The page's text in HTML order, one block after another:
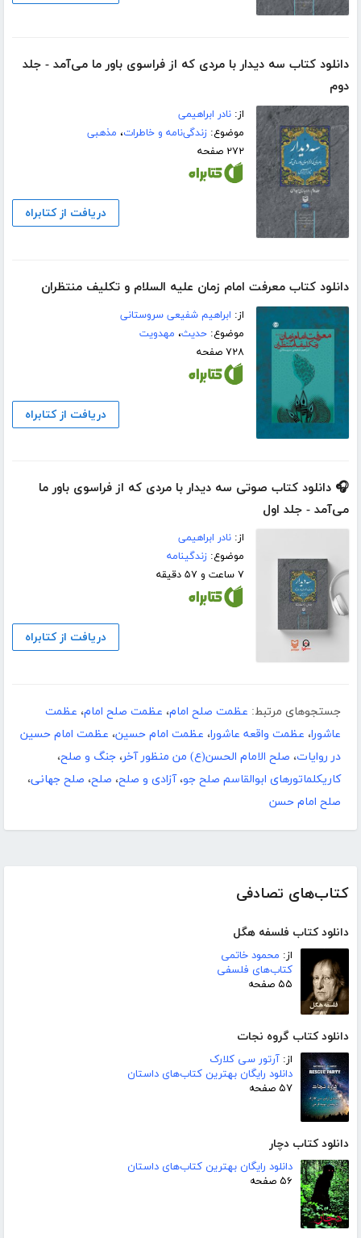
کتاب‌های تصادفی
دانلود کتاب فلسفه هگل
از: محمود خاتمی
کتاب‌های فلسفی
۵۵ صفحه
دانلود کتاب گروه نجات
از: آرتور سی کلارک
دانلود رایگان بهترین کتاب‌های داستان
۵۷ صفحه
دانلود کتاب دچار
دانلود رایگان بهترین کتاب‌های داستان
۵۶ صفحه
دانلود کتاب سه دیدار با مردی که از فراسوی باور ما می‌آمد - جلد
دوم
از:نادر ابراهیمی
موضوع:زندگی‌نامه و خاطرات، مذهبی
۲۷۲ صفحه
دریافت از کتابراه
دانلود کتاب معرفت امام زمان علیه السلام و تکلیف منتظران
از: ابراهیم شفیعی سروستانی
موضوع:حدیث، مهدویت
۷۲۸ صفحه
دریافت از کتابراه
🎧 دانلود کتاب صوتی سه دیدار با مردی که از فراسوی باور ما
می‌آمد - جلد اول
از:نادر ابراهیمی
موضوع:زندگینامه
۷ ساعت و ۵۷ دقیقه
دریافت از کتابراه
جستجوهای مرتبط: عظمت صلح امام، عظمت صلح امام، عظمت
عاشورا، عظمت واقعه عاشورا، عظمت امام حسین، عظمت امام حسین
در روایات، صلح الامام الحسن(ع) من منظور آخر، جنگ و صلح،
کاریکلماتورهای ابوالقاسم صلح جو،آزادی و صلح، صلح، صلح جهانی،
صلح امام حسن